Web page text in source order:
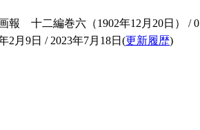
報 十二編巻六（1902年12月20日） /
2月9日 / 2023年7月18日(更新履歴)